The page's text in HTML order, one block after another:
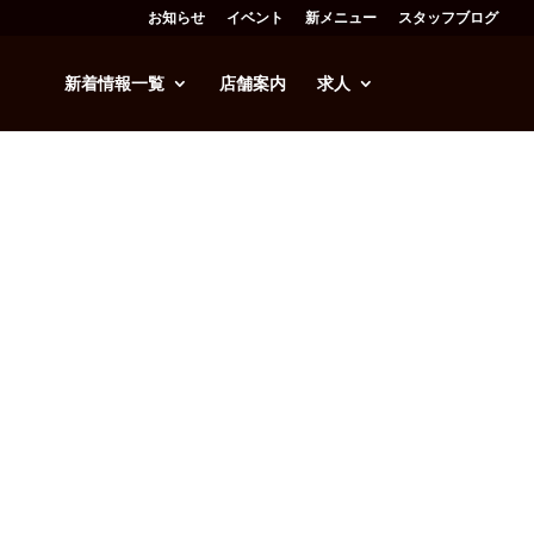
お知らせ イベント 新メニュー スタッフブログ
新着情報一覧 店舗案内 求人